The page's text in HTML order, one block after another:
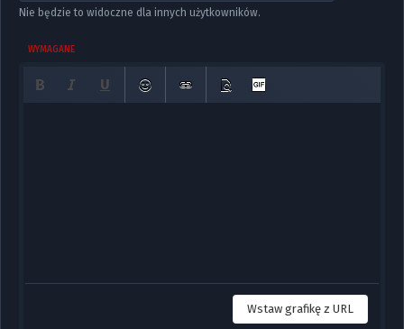
Nie będzie to widoczne dla innych użytkowników.
WYMAGANE
Wstaw grafikę z URL